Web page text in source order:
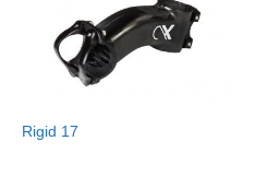
Rigid 17